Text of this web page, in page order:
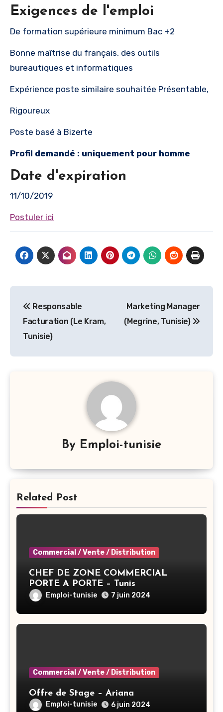
Exigences de l'emploi
De formation supérieure minimum Bac +2
Bonne maîtrise du français, des outils
bureautiques et informatiques
Expérience poste similaire souhaitée Présentable,
Rigoureux
Poste basé à Bizerte
Profil demandé : uniquement pour homme
Date d'expiration
11/10/2019
Postuler ici
de
l’article
Responsable
Facturation (Le Kram,
Tunisie)
Marketing Manager
(Megrine, Tunisie)
By Emploi-tunisie
Related Post
Commercial / Vente / Distribution
CHEF DE ZONE COMMERCIAL
PORTE A PORTE – Tunis
Emploi-tunisie 7 juin 2024
Commercial / Vente / Distribution
Offre de Stage – Ariana
Emploi-tunisie 6 juin 2024